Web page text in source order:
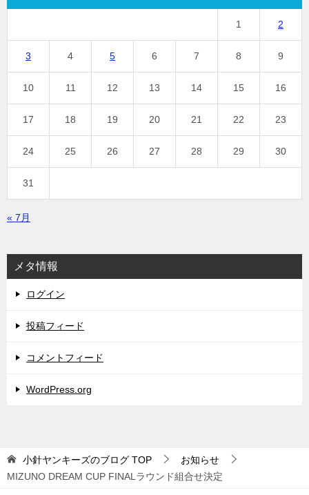
1 2
3 4 5 6 7 8 9
10 11 12 13 14 15 16
17 18 19 20 21 22 23
24 25 26 27 28 29 30
31
« 7月
メタ情報
ログイン
投稿フィード
コメントフィード
WordPress.org
小針ヤンキーズのブログ TOP
お知らせ
MIZUNO DREAM CUP FINALラウンド組合せ決定